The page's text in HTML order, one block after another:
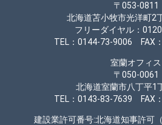
〒053-0811
北海道苫小牧市光洋町2
フリーダイヤル：
TEL：0144-73-9006 FAX
室蘭オフィス
〒050-0061
北海道室蘭市八丁平1
TEL：0143-83-7639 FAX
建設業許可番号:北海道知事許可